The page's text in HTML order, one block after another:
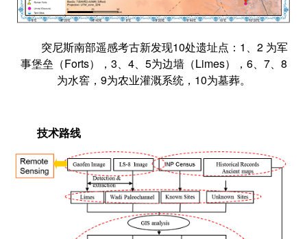
突尼斯南部遥感考古新发现10处遗址点：1、2 为军
事堡垒（Forts），3、4、5为边墙（Limes），6、7、8
为水窖，9为农业灌溉系统，10为墓葬。
技术路线